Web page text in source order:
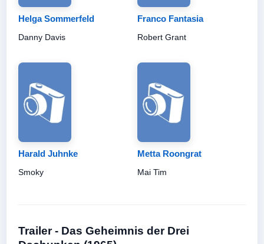
Helga Sommerfeld
Danny Davis
Franco Fantasia
Robert Grant
Harald Juhnke
Smoky
Metta Roongrat
Mai Tim
Trailer - Das Geheimnis der Drei